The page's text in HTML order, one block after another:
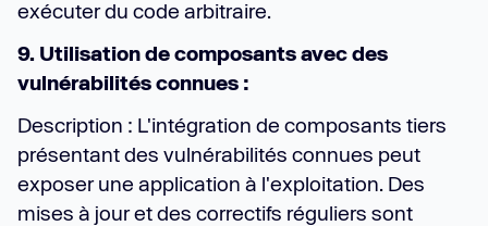
exécuter du code arbitraire.
9. Utilisation de composants avec des
vulnérabilités connues :
Description : L'intégration de composants tiers
présentant des vulnérabilités connues peut
exposer une application à l'exploitation. Des
mises à jour et des correctifs réguliers sont